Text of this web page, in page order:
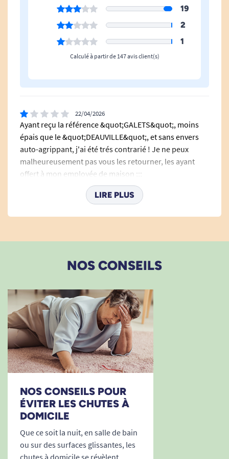
19
2
1
Calculé à partir de 147 avis client(s)
22/04/2026
Ayant reçu la référence &quot;GALETS&quot;, moins
épais que le &quot;DEAUVILLE&quot;, et sans envers
auto-agrippant, j'ai été trés contrarié ! Je ne peux
malheureusement pas vous les retourner, les ayant
offert à mon employée de maison ;;;
Parfait
05/11/2025
En plus d'être efficace il est joli
P. CORINNE
11/09/2025
A. Anonymous
20/07/2025
Bouge un peu mais ça fait affaire
LIRE PLUS
NOS CONSEILS
NOS CONSEILS POUR
ÉVITER LES CHUTES À
DOMICILE
Que ce soit la nuit, en salle de bain
ou sur des surfaces glissantes, les
chutes à domicile se révèlent